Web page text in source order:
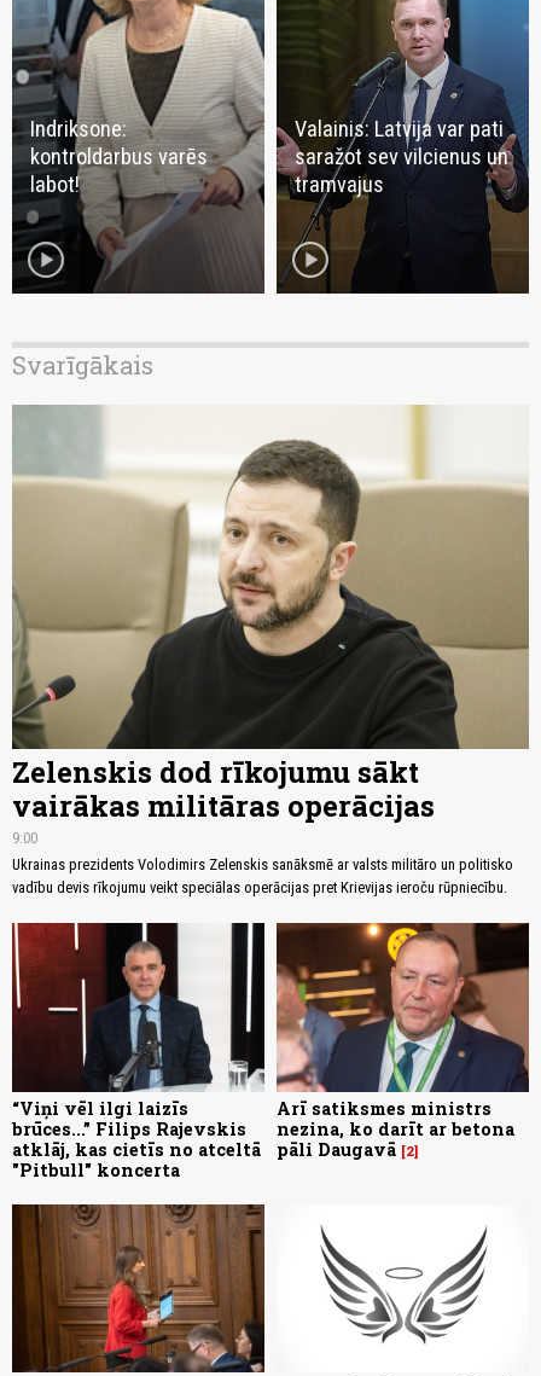
Indriksone:
kontroldarbus varēs
labot!
play_circle
Valainis: Latvija var pati
saražot sev vilcienus un
tramvajus
play_circle
Svarīgākais
Zelenskis dod rīkojumu sākt
vairākas militāras operācijas
9:00
Ukrainas prezidents Volodimirs Zelenskis sanāksmē ar valsts militāro un politisko
vadību devis rīkojumu veikt speciālas operācijas pret Krievijas ieroču rūpniecību.
“Viņi vēl ilgi laizīs
brūces...” Filips Rajevskis
atklāj, kas cietīs no atceltā
"Pitbull" koncerta
Arī satiksmes ministrs
nezina, ko darīt ar betona
pāli Daugavā 2